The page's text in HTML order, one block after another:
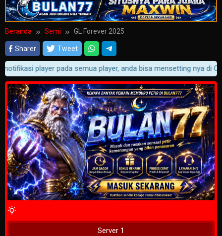
Beranda Semi GL Forever 2025
Sharer Tweet
player pada semua player, anda bisa mensetting nya di
4 Wait Time
Server 1